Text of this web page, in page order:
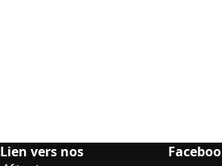
Lien vers nos